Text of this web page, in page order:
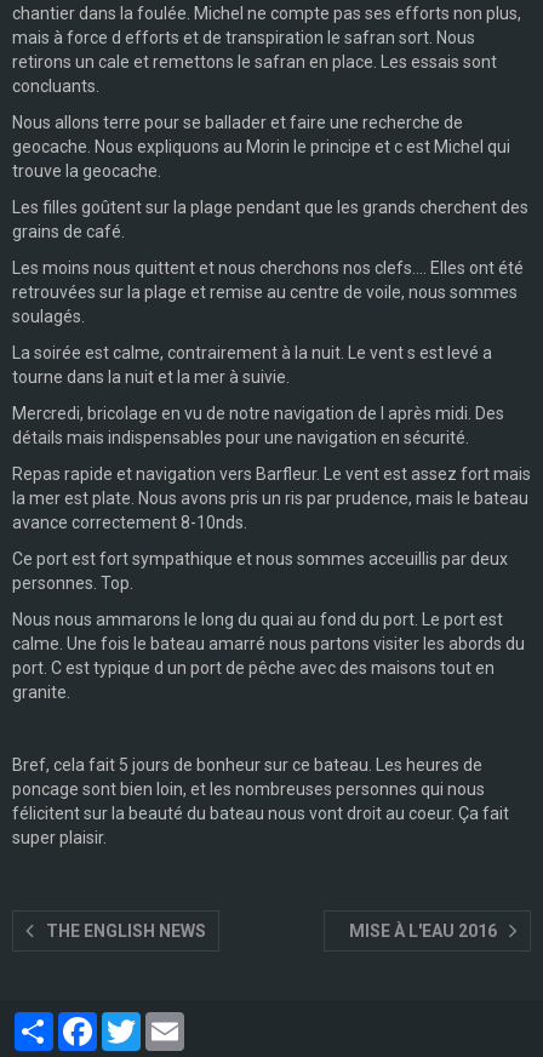
chantier dans la foulée. Michel ne compte pas ses efforts non plus,
mais à force d efforts et de transpiration le safran sort. Nous
retirons un cale et remettons le safran en place. Les essais sont
concluants.
Nous allons terre pour se ballader et faire une recherche de
geocache. Nous expliquons au Morin le principe et c est Michel qui
trouve la geocache.
Les filles goûtent sur la plage pendant que les grands cherchent des
grains de café.
Les moins nous quittent et nous cherchons nos clefs.... Elles ont été
retrouvées sur la plage et remise au centre de voile, nous sommes
soulagés.
La soirée est calme, contrairement à la nuit. Le vent s est levé a
tourne dans la nuit et la mer à suivie.
Mercredi, bricolage en vu de notre navigation de l après midi. Des
détails mais indispensables pour une navigation en sécurité.
Repas rapide et navigation vers Barfleur. Le vent est assez fort mais
la mer est plate. Nous avons pris un ris par prudence, mais le bateau
avance correctement 8-10nds.
Ce port est fort sympathique et nous sommes acceuillis par deux
personnes. Top.
Nous nous ammarons le long du quai au fond du port. Le port est
calme. Une fois le bateau amarré nous partons visiter les abords du
port. C est typique d un port de pêche avec des maisons tout en
granite.
Bref, cela fait 5 jours de bonheur sur ce bateau. Les heures de
poncage sont bien loin, et les nombreuses personnes qui nous
félicitent sur la beauté du bateau nous vont droit au coeur. Ça fait
super plaisir.
THE ENGLISH NEWS MISE À L'EAU 2016
PartagerFacebook
Twitter